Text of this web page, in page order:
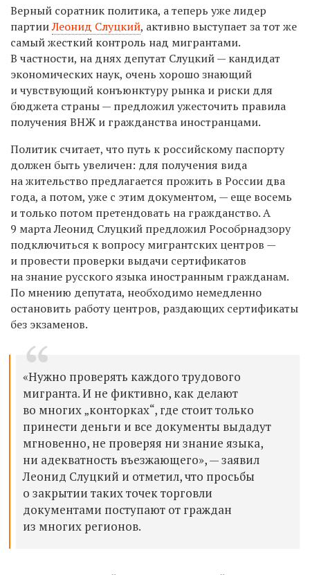
Верный соратник политика, а теперь уже лидер
партииЛеонид Слуцкий, активно выступает за тот же
самый жесткий контроль над мигрантами.
В частности, на днях депутат Слуцкий — кандидат
экономических наук, очень хорошо знающий
и чувствующий конъюнктуру рынка и риски для
бюджета страны — предложил ужесточить правила
получения ВНЖ и гражданства иностранцами.
Политик считает, что путь к российскому паспорту
должен быть увеличен: для получения вида
на жительство предлагается прожить в России два
года, а потом, уже с этим документом, — еще восемь
и только потом претендовать на гражданство. А
9 марта Леонид Слуцкий предложил Рособрнадзору
подключиться к вопросу мигрантских центров —
и провести проверки выдачи сертификатов
на знание русского языка иностранным гражданам.
По мнению депутата, необходимо немедленно
остановить работу центров, раздающих сертификаты
без экзаменов.
«Нужно проверять каждого трудового
мигранта. И не фиктивно, как делают
во многих „конторках“, где стоит только
принести деньги и все документы выдадут
мгновенно, не проверяя ни знание языка,
ни адекватность въезжающего», — заявил
Леонид Слуцкий и отметил, что просьбы
о закрытии таких точек торговли
документами поступают от граждан
из многих регионов.